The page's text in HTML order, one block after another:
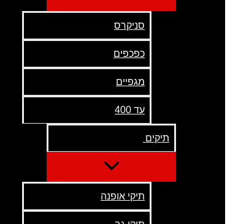
סניקרס
כפכפים
מגפיים
עד 400
תיקים
תיקי אופנה